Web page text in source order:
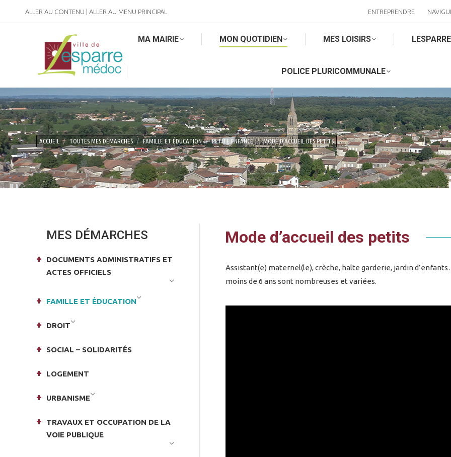
ALLER AU CONTENU ALLER AU MENU PRINCIPAL ENTREPRENDRE
MA MAIRIE MON QUOTIDIEN MES LOISIRS
POLICE PLURICOMMUNALE
Vous êtes ici :
ACCUEIL TOUTES MES DÉMARCHES FAMILLE ET ÉDUCATION PETITE ENFANCE MODE D’ACCUEIL DES PETITS
Mode d’accueil des petits
Assistant(e) maternel(le), crèche, halte garderie, jardin
moins de 6 ans sont nombreuses et variées.
MES DÉMARCHES
DOCUMENTS ADMINISTRATIFS ET
ACTES OFFICIELS
FAMILLE ET ÉDUCATION
DROIT
SOCIAL – SOLIDARITÉS
LOGEMENT
URBANISME
TRAVAUX ET OCCUPATION DE LA
VOIE PUBLIQUE